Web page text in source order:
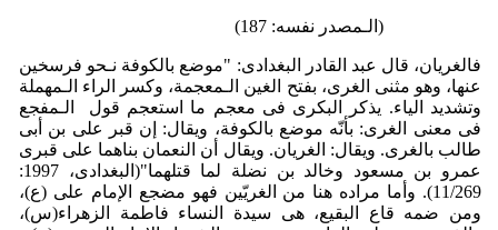
(الـمصدر نفسه: 187)
فالغریان، قال عبد القادر البغدادی: "موضع بالکوفة نـحو فرسخین
عنها، وهو مثنى الغری، بفتح الغین الـمعجمة، وکسر الراء الـمهملة
وتشدید الیاء. یذکر البکری فی معجم ما استعجم قول الـمفجع
فی معنی الغری: بأنّه موضع بالکوفة، ویقال: إن قبر علی بن أبی
طالب بالغری. ویقال: الغریان. ویقال أن النعمان بناهما على قبری
عمرو بن مسعود وخالد بن نضلة لما قتلهما"(البغدادی، 1997:
11/269). وأما مراده هنا من الغریّین فهو مضجع الإمام علی (ع)،
ومن ضمه قاع البقیع، هی سیدة النساء فاطمة الزهراء(س)،